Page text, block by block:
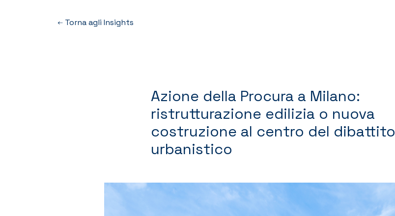
Torna agli Insights
Azione della Procura a Milano:
ristrutturazione edilizia o nuova
costruzione al centro del dibattito
urbanistico